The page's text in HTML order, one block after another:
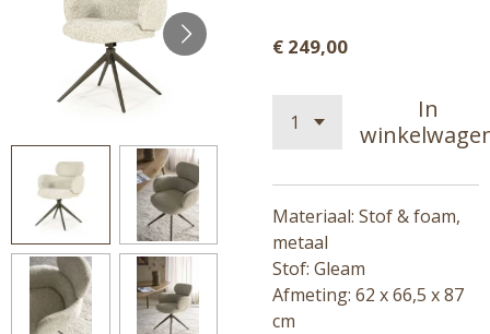
€ 249,00
In
Materiaal: Stof & foam,
metaal
Stof: Gleam
Afmeting: 62 x 66,5 x 87
cm